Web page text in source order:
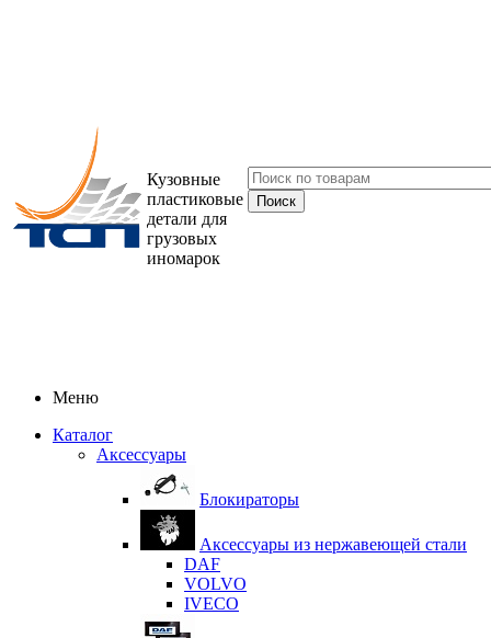
Кузовные
пластиковые
детали для
грузовых
иномарок
Меню
Каталог
Аксессуары
Блокираторы
Аксессуары из нержавеющей стали
DAF
VOLVO
IVECO